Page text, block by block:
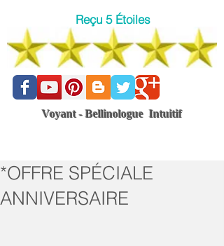
Reçu 5 Étoiles
Voyant - Bellinologue Intuitif
*OFFRE SPÉCIALE
ANNIVERSAIRE